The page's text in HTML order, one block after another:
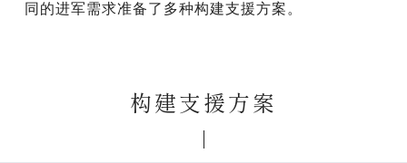
同的进军需求准备了多种构建支援方案。
构建支援方案